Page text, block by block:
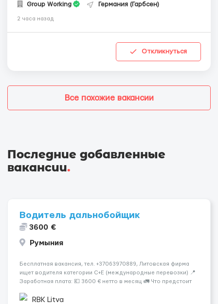
Group Working Германия (Гарбсен)
2 часа назад
Откликнуться
Все похожие вакансии
Последние добавленные
вакансии.
Водитель дальнобойщик
3600 €
Румыния
Бесплатная вакансия, тел. +37063970889, Литовская фирма
ищет водителя категории C+E (международные перевозки) 📍
Заработная плата: 💶 3600 € нетто в месяц 🚛 Что предстоит
рефрижераторах. В среднем 400–500 км в день. Погрузки и
RBK Litva